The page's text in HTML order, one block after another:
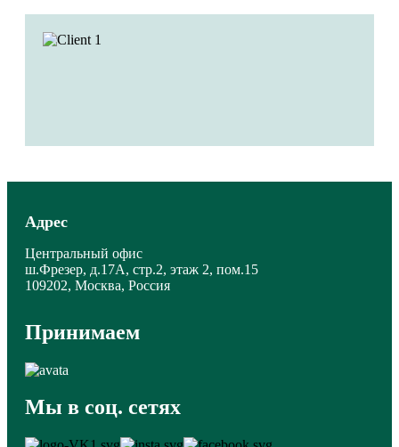
Адрес
Центральный офис
ш.Фрезер, д.17А, стр.2, этаж 2, пом.15
109202, Москва, Россия
Принимаем
Мы в соц. сетях